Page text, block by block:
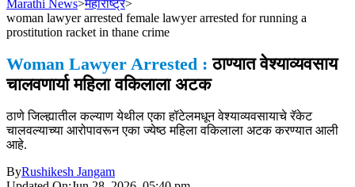
Marathi News>महाराष्ट्र>
woman lawyer arrested female lawyer arrested for running a
prostitution racket in thane crime
Woman Lawyer Arrested : ठाण्यात वेश्याव्यवसाय
चालवणार्या महिला वकिलाला अटक
ठाणे जिल्ह्यातील कल्याण येथील एका हॉटेलमधून वेश्याव्यवसायाचे रॅकेट
चालवल्याच्या आरोपावरून एका ज्येष्ठ महिला वकिलाला अटक करण्यात आली
आहे.
ByRushikesh Jangam